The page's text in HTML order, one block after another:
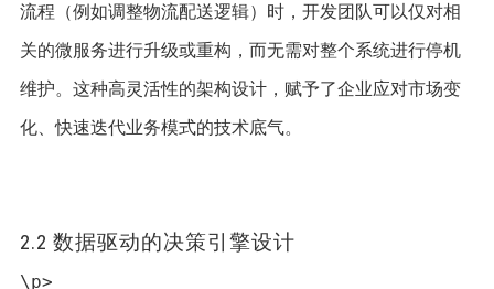
流程（例如调整物流配送逻辑）时，开发团队可以仅对相
关的微服务进行升级或重构，而无需对整个系统进行停机
维护。这种高灵活性的架构设计，赋予了企业应对市场变
化、快速迭代业务模式的技术底气。
2.2 数据驱动的决策引擎设计
\p>